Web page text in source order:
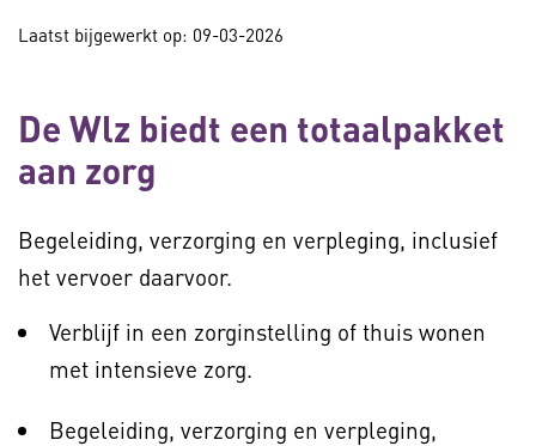
Laatst bijgewerkt op: 09-03-2026
De Wlz biedt een totaalpakket
aan zorg
Begeleiding, verzorging en verpleging, inclusief
het vervoer daarvoor.
Verblijf in een zorginstelling of thuis wonen
met intensieve zorg.
Begeleiding, verzorging en verpleging,